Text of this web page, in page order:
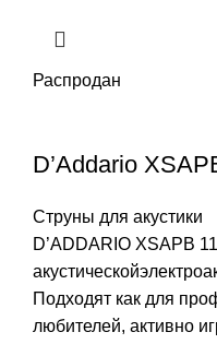
Распродан
D’Addario
Струны для акустики
D’ADDARIO XSAPB
Подходят как для
любителей, активно